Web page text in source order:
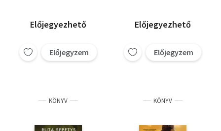
Előjegyezhető
Előjegyzem
Előjegyezhető
Előjegyzem
KÖNYV KÖNYV